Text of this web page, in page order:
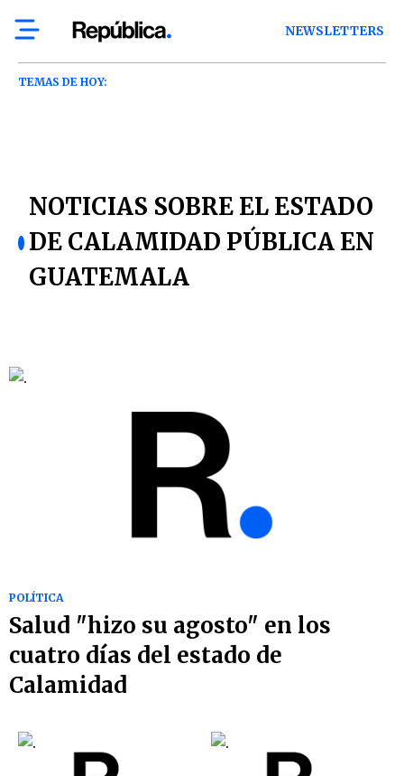
NEWSLETTERS
TEMAS DE HOY:
NOTICIAS SOBRE EL ESTADO
DE CALAMIDAD PÚBLICA EN
GUATEMALA
POLÍTICA
Salud "hizo su agosto" en los
cuatro días del estado de
Calamidad